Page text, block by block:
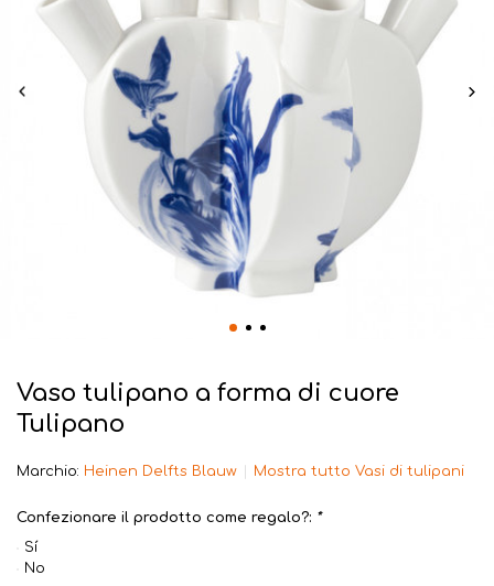
Vaso tulipano a forma di cuore
Tulipano
Marchio: Heinen Delfts Blauw Mostra tutto Vasi di tulipani
Confezionare il prodotto come regalo?: *
Sí
No